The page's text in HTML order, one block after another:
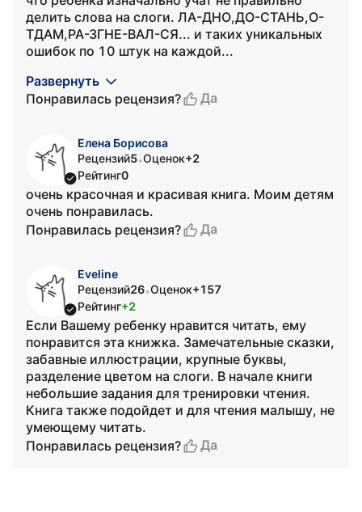
делить слова на слоги. ЛА-ДНО,ДО-СТАНЬ,О-
ТДАМ,РА-ЗГНЕ-ВАЛ-СЯ... и таких уникальных
ошибок по 10 штук на каждой...
Развернуть
Понравилась рецензия?
Да
Елена Борисова
Рецензий5•Оценок+2
Рейтинг0
очень красочная и красивая книга. Моим детям
очень понравилась.
Понравилась рецензия?
Да
Eveline
Рецензий26•Оценок+157
Рейтинг+2
Если Вашему ребенку нравится читать, ему
понравится эта книжка. Замечательные сказки,
забавные иллюстрации, крупные буквы,
разделение цветом на слоги. В начале книги
небольшие задания для тренировки чтения.
Книга также подойдет и для чтения малышу, не
умеющему читать.
Понравилась рецензия?
Да